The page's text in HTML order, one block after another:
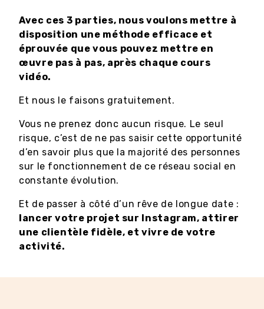
Avec ces 3 parties, nous voulons mettre à
disposition une méthode efficace et
éprouvée que vous pouvez mettre en
œuvre pas à pas, après chaque cours
vidéo.
Et nous le faisons gratuitement.
Vous ne prenez donc aucun risque. Le seul
risque, c’est de ne pas saisir cette opportunité
d’en savoir plus que la majorité des personnes
sur le fonctionnement de ce réseau social en
constante évolution.
Et de passer à côté d’un rêve de longue date :
lancer votre projet sur Instagram, attirer
une clientèle fidèle, et vivre de votre
activité.